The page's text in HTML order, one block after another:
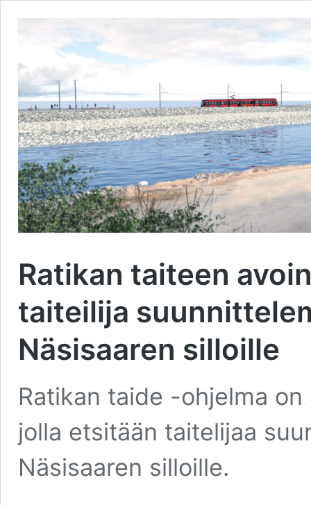
Ratikan taiteen
taiteilija
Näsisaaren silloille
Ratikan taide -ohjelma
jolla etsitään taitelijaa
Näsisaaren silloille.